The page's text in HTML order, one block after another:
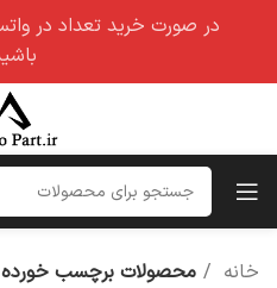
خانه
محصولات برچسب خورده “کشویی
در صورت خرید تعداد در